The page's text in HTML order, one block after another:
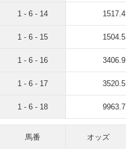
1 - 6 - 14 1517.4
1 - 6 - 15 1504.5
1 - 6 - 16 3406.9
1 - 6 - 17 3520.5
1 - 6 - 18 9963.7
馬番 オッズ